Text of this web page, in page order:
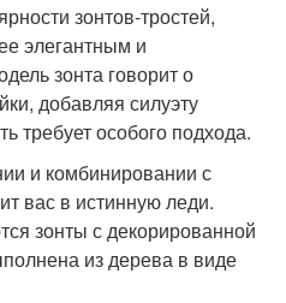
зонтов-тростей,
элегантным и
зонта говорит о
добавляя силуэту
требует особого подхода.
и комбинировании с
вас в истинную леди.
зонты с декорированной
из дерева в виде